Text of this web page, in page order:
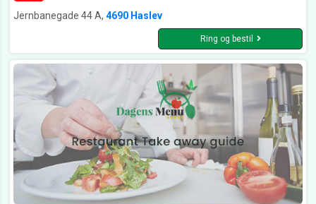
Jernbanegade 44 A, 4690 Haslev
Ring og bestil